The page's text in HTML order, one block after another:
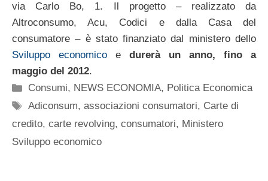
via Carlo Bo, 1. Il progetto – realizzato da
Altroconsumo, Acu, Codici e dalla Casa del
consumatore – è stato finanziato dal ministero dello
Sviluppo economico e durerà un anno, fino a
maggio del 2012.
Categorie
Consumi, NEWS ECONOMIA, Politica Economica
Tag
Adiconsum,associazioni consumatori, Carte di
credito, carte revolving, consumatori, Ministero
Sviluppo economico